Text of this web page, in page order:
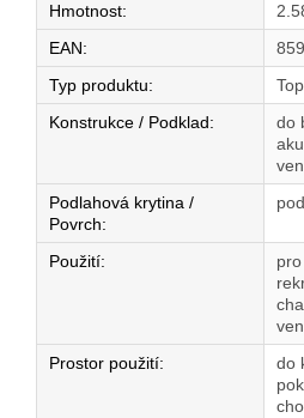
Hmotnost:
EAN:
Typ produktu:
Konstrukce / Podklad:
do
Podlahová krytina /
Povrch:
Použití:
Prostor použití:
do